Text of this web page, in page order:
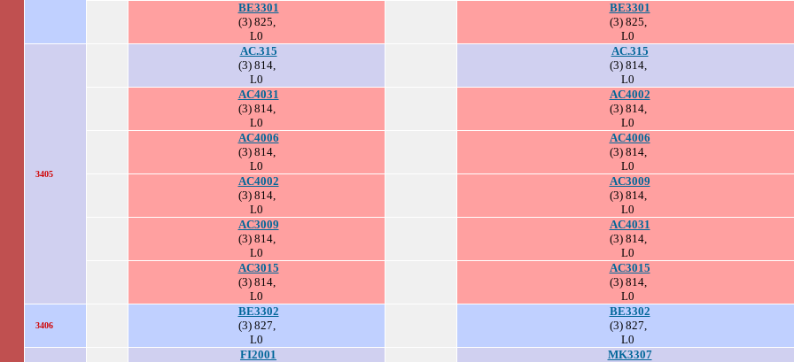
BE3301
(3) 825,
L0
BE3301
(3) 825,
L0
3405
AC.315
(3) 814,
L0
AC.315
(3) 814,
L0
AC4031
(3) 814,
L0
AC4002
(3) 814,
L0
AC4006
(3) 814,
L0
AC4006
(3) 814,
L0
AC4002
(3) 814,
L0
AC3009
(3) 814,
L0
AC3009
(3) 814,
L0
AC4031
(3) 814,
L0
AC3015
(3) 814,
L0
AC3015
(3) 814,
L0
3406
BE3302
(3) 827,
L0
BE3302
(3) 827,
L0
FI2001
MK3307